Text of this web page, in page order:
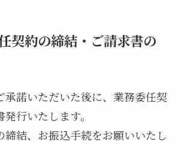
契約の締結・ご請求書の
承諾いただいた後に、業務委任契
行いたします。
締結、お振込手続をお願いいたし